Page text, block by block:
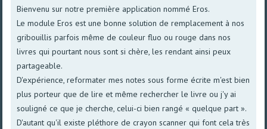
Bienvenu sur notre première application nommé Eros.
Le module Eros est une bonne solution de remplacement à nos
gribouillis parfois même de couleur fluo ou rouge dans nos
livres qui pourtant nous sont si chère, les rendant ainsi peux
partageable.
D'expérience, reformater mes notes sous forme écrite m'est bien
plus porteur que de lire et même rechercher le livre ou j'y ai
souligné ce que je cherche, celui-ci bien rangé « quelque part ».
D'autant qu'il existe pléthore de crayon scanner qui font cela très